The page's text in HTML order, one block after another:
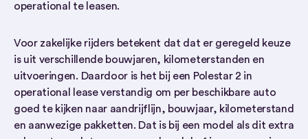
operational te leasen.
Voor zakelijke rijders betekent dat dat er geregeld keuze
is uit verschillende bouwjaren, kilometerstanden en
uitvoeringen. Daardoor is het bij een Polestar 2 in
operational lease verstandig om per beschikbare auto
goed te kijken naar aandrijflijn, bouwjaar, kilometerstand
en aanwezige pakketten. Dat is bij een model als dit extra